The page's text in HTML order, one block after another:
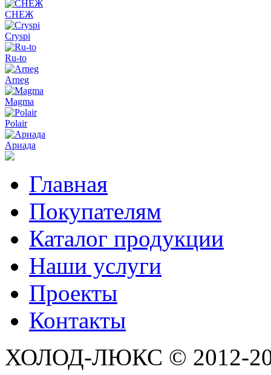
СНЕЖ
Cryspi
Ru-to
Arneg
Magma
Polair
Ариада
Главная
Покупателям
Каталог продукции
Наши услуги
Проекты
Контакты
ХОЛОД-ЛЮКС © 2012-